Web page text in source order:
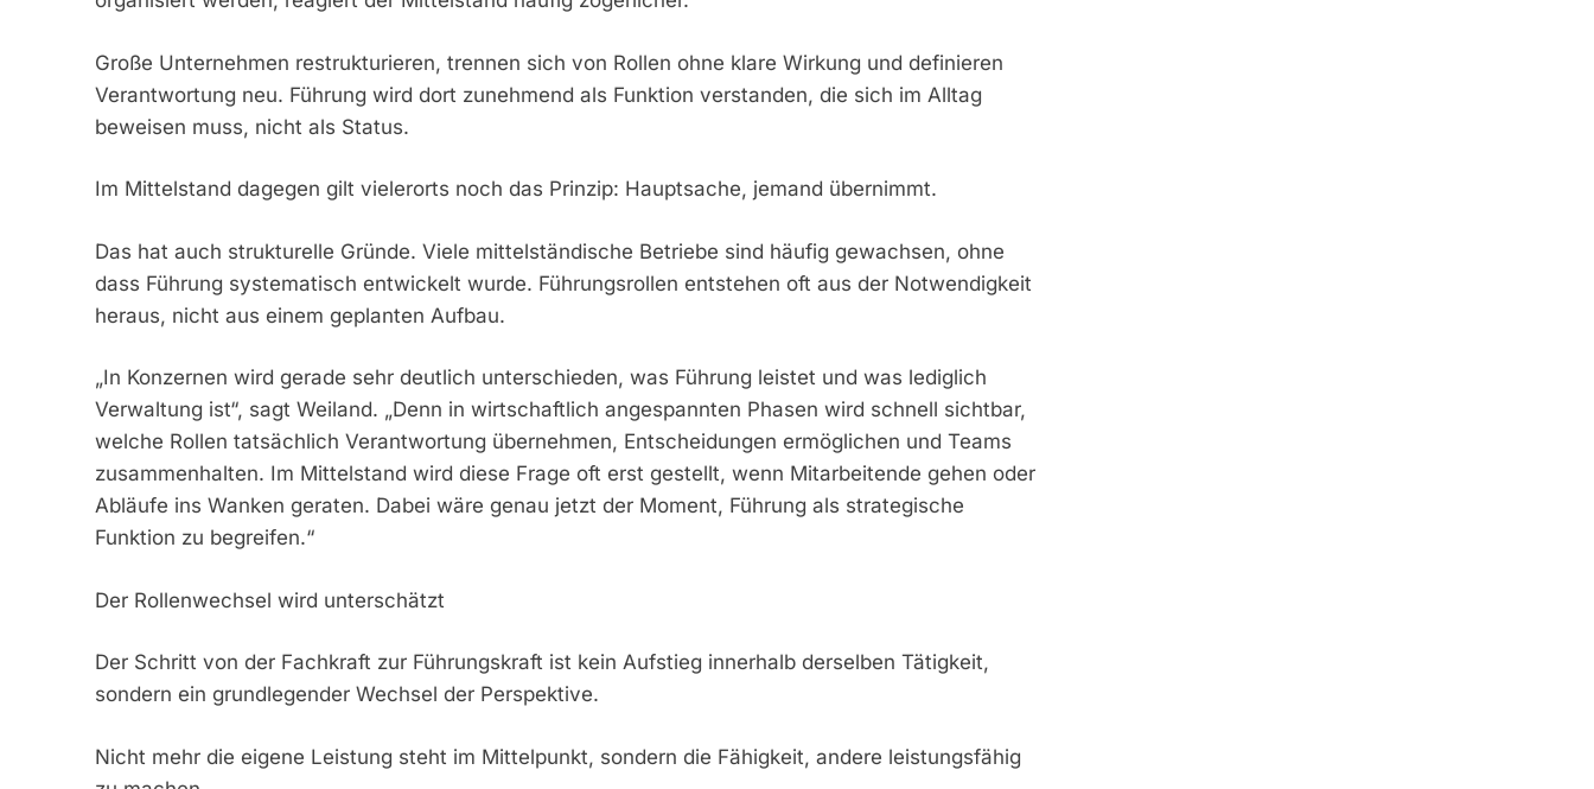
Große Unternehmen restrukturieren, trennen sich von Rollen ohne klare Wirkung und definieren
Verantwortung neu. Führung wird dort zunehmend als Funktion verstanden, die sich im Alltag
beweisen muss, nicht als Status.
Im Mittelstand dagegen gilt vielerorts noch das Prinzip: Hauptsache, jemand übernimmt.
Das hat auch strukturelle Gründe. Viele mittelständische Betriebe sind häufig gewachsen, ohne
dass Führung systematisch entwickelt wurde. Führungsrollen entstehen oft aus der Notwendigkeit
heraus, nicht aus einem geplanten Aufbau.
„In Konzernen wird gerade sehr deutlich unterschieden, was Führung leistet und was lediglich
Verwaltung ist“, sagt Weiland. „Denn in wirtschaftlich angespannten Phasen wird schnell sichtbar,
welche Rollen tatsächlich Verantwortung übernehmen, Entscheidungen ermöglichen und Teams
zusammenhalten. Im Mittelstand wird diese Frage oft erst gestellt, wenn Mitarbeitende gehen oder
Abläufe ins Wanken geraten. Dabei wäre genau jetzt der Moment, Führung als strategische
Funktion zu begreifen.“
Der Rollenwechsel wird unterschätzt
Der Schritt von der Fachkraft zur Führungskraft ist kein Aufstieg innerhalb derselben Tätigkeit,
sondern ein grundlegender Wechsel der Perspektive.
Nicht mehr die eigene Leistung steht im Mittelpunkt, sondern die Fähigkeit, andere leistungsfähig